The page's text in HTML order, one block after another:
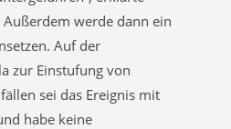
werde dann ein
Auf der
zur Einstufung von
sei das Ereignis mit
habe keine